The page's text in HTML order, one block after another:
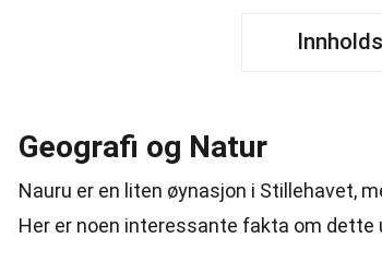
Geografi og Natur
Nauru er en liten øynasjon i Stillehavet,
Her er noen interessante fakta om dette